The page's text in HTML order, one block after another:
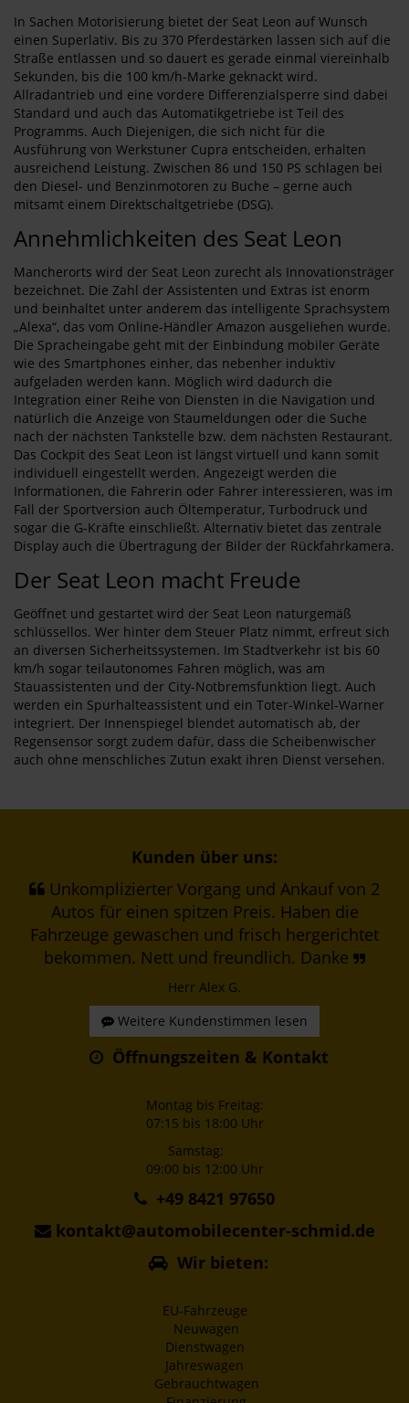
In Sachen Motorisierung bietet der Seat Leon auf Wunsch
einen Superlativ. Bis zu 370 Pferdestärken lassen sich auf die
Straße entlassen und so dauert es gerade einmal viereinhalb
Sekunden, bis die 100 km/h-Marke geknackt wird.
Allradantrieb und eine vordere Differenzialsperre sind dabei
Standard und auch das Automatikgetriebe ist Teil des
Programms. Auch Diejenigen, die sich nicht für die
Ausführung von Werkstuner Cupra entscheiden, erhalten
ausreichend Leistung. Zwischen 86 und 150 PS schlagen bei
den Diesel- und Benzinmotoren zu Buche – gerne auch
mitsamt einem Direktschaltgetriebe (DSG).
Annehmlichkeiten des Seat Leon
Mancherorts wird der Seat Leon zurecht als Innovationsträger
bezeichnet. Die Zahl der Assistenten und Extras ist enorm
und beinhaltet unter anderem das intelligente Sprachsystem
„Alexa“, das vom Online-Händler Amazon ausgeliehen wurde.
Die Spracheingabe geht mit der Einbindung mobiler Geräte
wie des Smartphones einher, das nebenher induktiv
aufgeladen werden kann. Möglich wird dadurch die
Integration einer Reihe von Diensten in die Navigation und
natürlich die Anzeige von Staumeldungen oder die Suche
nach der nächsten Tankstelle bzw. dem nächsten Restaurant.
Das Cockpit des Seat Leon ist längst virtuell und kann somit
individuell eingestellt werden. Angezeigt werden die
Informationen, die Fahrerin oder Fahrer interessieren, was im
Fall der Sportversion auch Öltemperatur, Turbodruck und
sogar die G-Kräfte einschließt. Alternativ bietet das zentrale
Display auch die Übertragung der Bilder der Rückfahrkamera.
Der Seat Leon macht Freude
Geöffnet und gestartet wird der Seat Leon naturgemäß
schlüssellos. Wer hinter dem Steuer Platz nimmt, erfreut sich
an diversen Sicherheitssystemen. Im Stadtverkehr ist bis 60
km/h sogar teilautonomes Fahren möglich, was am
Stauassistenten und der City-Notbremsfunktion liegt. Auch
werden ein Spurhalteassistent und ein Toter-Winkel-Warner
integriert. Der Innenspiegel blendet automatisch ab, der
Regensensor sorgt zudem dafür, dass die Scheibenwischer
auch ohne menschliches Zutun exakt ihren Dienst versehen.
Kunden über uns:
Unkomplizierter Vorgang und Ankauf von 2
Autos für einen spitzen Preis. Haben die
Fahrzeuge gewaschen und frisch hergerichtet
bekommen. Nett und freundlich. Danke
Herr Alex G.
Weitere Kundenstimmen lesen
Öffnungszeiten & Kontakt
Montag bis Freitag:
07:15 bis 18:00 Uhr
Samstag:
09:00 bis 12:00 Uhr
+49 8421 97650
kontakt@automobilecenter-schmid.de
Wir bieten:
EU-Fahrzeuge
Neuwagen
Dienstwagen
Jahreswagen
Gebrauchtwagen